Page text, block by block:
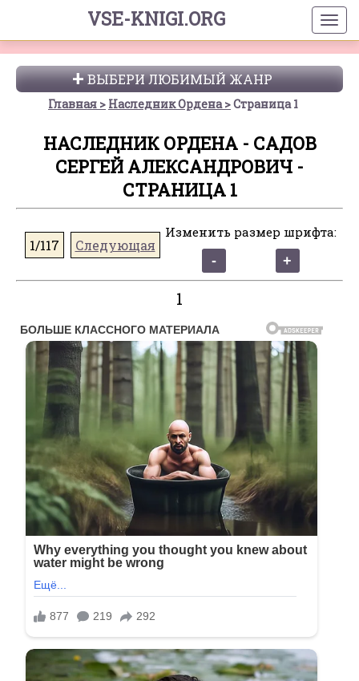
VSE-KNIGI.ORG
ВЫБЕРИ ЛЮБИМЫЙ ЖАНР
Главная Наследник Ордена Страница 1
НАСЛЕДНИК ОРДЕНА - САДОВ
СЕРГЕЙ АЛЕКСАНДРОВИЧ -
СТРАНИЦА 1
1/117 Следующая
Изменить размер шрифта:
1